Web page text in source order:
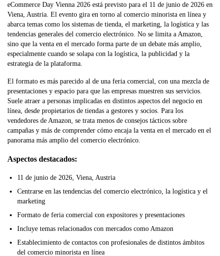
eCommerce Day Vienna 2026 está previsto para el 11 de junio de 2026 en
Viena, Austria. El evento gira en torno al comercio minorista en línea y
abarca temas como los sistemas de tienda, el marketing, la logística y las
tendencias generales del comercio electrónico. No se limita a Amazon,
sino que la venta en el mercado forma parte de un debate más amplio,
especialmente cuando se solapa con la logística, la publicidad y la
estrategia de la plataforma.
El formato es más parecido al de una feria comercial, con una mezcla de
presentaciones y espacio para que las empresas muestren sus servicios.
Suele atraer a personas implicadas en distintos aspectos del negocio en
línea, desde propietarios de tiendas a gestores y socios. Para los
vendedores de Amazon, se trata menos de consejos tácticos sobre
campañas y más de comprender cómo encaja la venta en el mercado en el
panorama más amplio del comercio electrónico.
Aspectos destacados:
11 de junio de 2026, Viena, Austria
Centrarse en las tendencias del comercio electrónico, la logística y el
marketing
Formato de feria comercial con expositores y presentaciones
Incluye temas relacionados con mercados como Amazon
Establecimiento de contactos con profesionales de distintos ámbitos
del comercio minorista en línea